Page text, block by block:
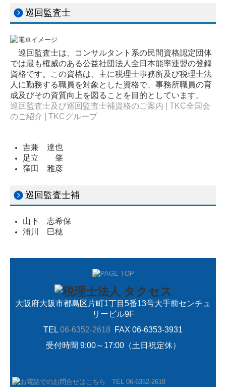
巡回監査士
巡回監査士は、コンサルタント系の民間資格認定団体
では最も権威のある公益社団法人全日本能率連盟の登録
資格です。この資格は、主に税理士事務所及び税理士法
人に勤務する職員を対象とした資格で、事務所職員の育
成及びその資質向上を図ることを目的としています。
巡回監査士及び巡回監査士補資格のご案内 | TKC全国会
のご紹介 | TKCグループ
吉兼 達也
足立 肇
窪田 雅彦
巡回監査士補
山下 志希保
浦川 巳穂
大阪府大阪市都島区片町1丁目5番13号大手前センチュ
リービル9F
TEL 06-6352-2618 FAX 06-6353-3931
受付時間 9:00～17:00（土日祝定休）